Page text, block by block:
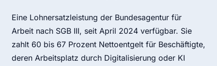
Eine Lohnersatzleistung der Bundesagentur für
Arbeit nach SGB III, seit April 2024 verfügbar. Sie
zahlt 60 bis 67 Prozent Nettoentgelt für Beschäftigte,
deren Arbeitsplatz durch Digitalisierung oder KI